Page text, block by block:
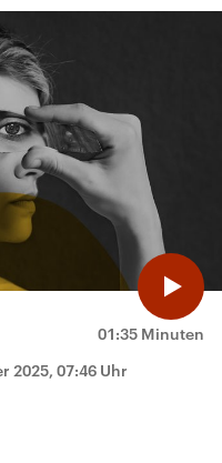
01:35 Minuten
2025, 07:46 Uhr